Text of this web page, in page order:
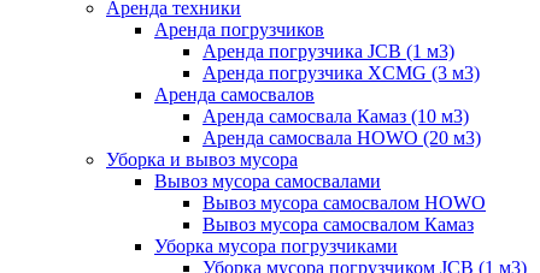
Аренда техники
Аренда погрузчиков
Аренда погрузчика JCB (1 м3)
Аренда погрузчика XCMG (3 м3)
Аренда самосвалов
Аренда самосвала Камаз (10 м3)
Аренда самосвала HOWO (20 м3)
Уборка и вывоз мусора
Вывоз мусора самосвалами
Вывоз мусора самосвалом HOWO
Вывоз мусора самосвалом Камаз
Уборка мусора погрузчиками
Уборка мусора погрузчиком JCB (1 м3)